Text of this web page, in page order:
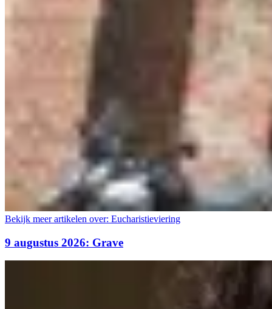
Bekijk meer artikelen over: Eucharistieviering
9 augustus 2026: Grave